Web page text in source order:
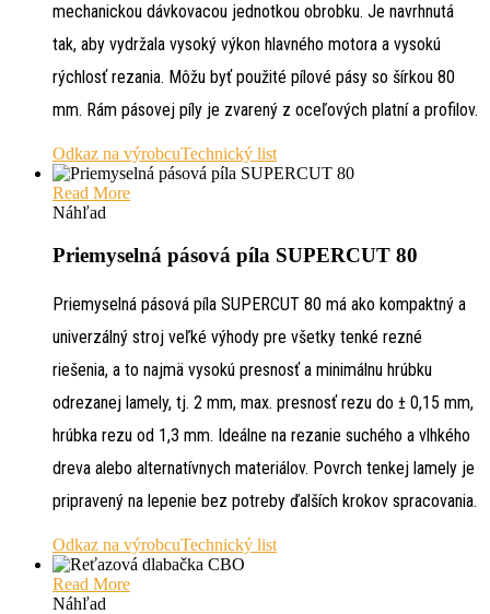
mechanickou dávkovacou jednotkou obrobku. Je navrhnutá
tak, aby vydržala vysoký výkon hlavného motora a vysokú
rýchlosť rezania. Môžu byť použité pílové pásy so šírkou 80
mm. Rám pásovej píly je zvarený z oceľových platní a profilov.
Odkaz na výrobcuTechnický list
Read More
Náhľad
Priemyselná pásová píla SUPERCUT 80
Priemyselná pásová píla SUPERCUT 80 má ako kompaktný a
univerzálný stroj veľké výhody pre všetky tenké rezné
riešenia, a to najmä vysokú presnosť a minimálnu hrúbku
odrezanej lamely, tj. 2 mm, max. presnosť rezu do ± 0,15 mm,
hrúbka rezu od 1,3 mm. Ideálne na rezanie suchého a vlhkého
dreva alebo alternatívnych materiálov. Povrch tenkej lamely je
pripravený na lepenie bez potreby ďalších krokov spracovania.
Odkaz na výrobcuTechnický list
Read More
Náhľad